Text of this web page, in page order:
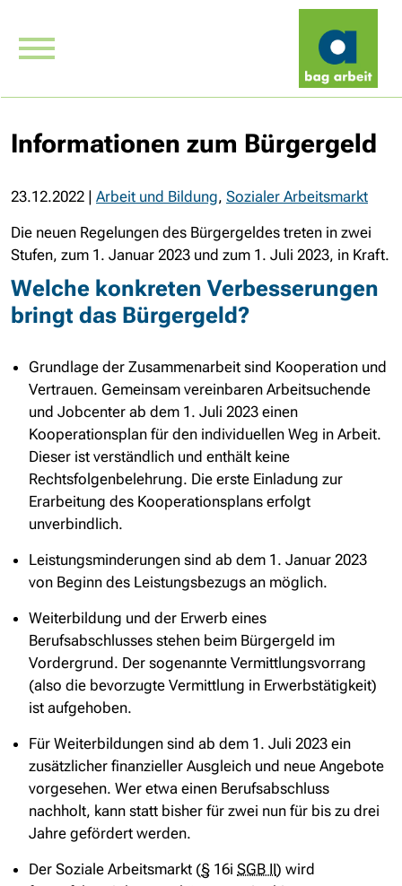
Informationen zum Bürgergeld
23.12.2022 | Arbeit und Bildung, Sozialer Arbeitsmarkt
Die neuen Regelungen des Bürgergeldes treten in zwei
Stufen, zum 1. Januar 2023 und zum 1. Juli 2023, in Kraft.
Welche konkreten Verbesserungen
bringt das Bürgergeld?
Grundlage der Zusammenarbeit sind Kooperation und
Vertrauen. Gemeinsam vereinbaren Arbeitsuchende
und Jobcenter ab dem 1. Juli 2023 einen
Kooperationsplan für den individuellen Weg in Arbeit.
Dieser ist verständlich und enthält keine
Rechtsfolgenbelehrung. Die erste Einladung zur
Erarbeitung des Kooperationsplans erfolgt
unverbindlich.
Leistungsminderungen sind ab dem 1. Januar 2023
von Beginn des Leistungsbezugs an möglich.
Weiterbildung und der Erwerb eines
Berufsabschlusses stehen beim Bürgergeld im
Vordergrund. Der sogenannte Vermittlungsvorrang
(also die bevorzugte Vermittlung in Erwerbstätigkeit)
ist aufgehoben.
Für Weiterbildungen sind ab dem 1. Juli 2023 ein
zusätzlicher finanzieller Ausgleich und neue Angebote
vorgesehen. Wer etwa einen Berufsabschluss
nachholt, kann statt bisher für zwei nun für bis zu drei
Jahre gefördert werden.
Der Soziale Arbeitsmarkt (§ 16i SGB II) wird